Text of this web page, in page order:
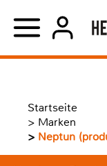
Startseite
> Marken
> Neptun